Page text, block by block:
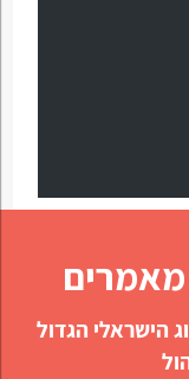
הישראלי הגדול